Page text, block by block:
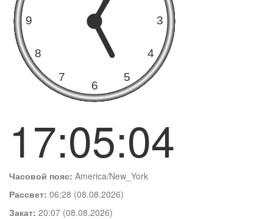
17:05:04
Часовой пояс: America/New_York
Рассвет: 06:28 (08.08.2026)
Закат: 20:07 (08.08.2026)